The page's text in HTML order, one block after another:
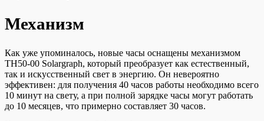
Механизм
Как уже упоминалось, новые часы оснащены механизмом
TH50-00 Solargraph, который преобразует как естественный,
так и искусственный свет в энергию. Он невероятно
эффективен: для получения 40 часов работы необходимо всего
10 минут на свету, а при полной зарядке часы могут работать
до 10 месяцев, что примерно составляет 30 часов.